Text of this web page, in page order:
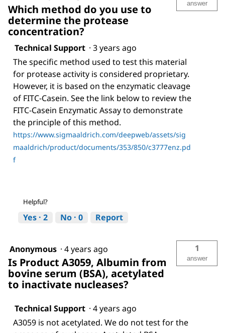
Which method do you use to
determine the protease
concentration?
answer
Technical Support · 3 years ago
The specific method used to test this material
for protease activity is considered proprietary.
However, it is based on the enzymatic cleavage
of FITC-Casein. See the link below to review the
FITC-Casein Enzymatic Assay to demonstrate
the principle of this method.
https://www.sigmaaldrich.com/deepweb/assets/sig
maaldrich/product/documents/353/850/c3777enz.pd
f
Helpful?
Yes · 2 No · 0 Report
Anonymous · 4 years ago
Is Product A3059, Albumin from
bovine serum (BSA), acetylated
to inactivate nucleases?
1
answer
Technical Support · 4 years ago
A3059 is not acetylated. We do not test for the